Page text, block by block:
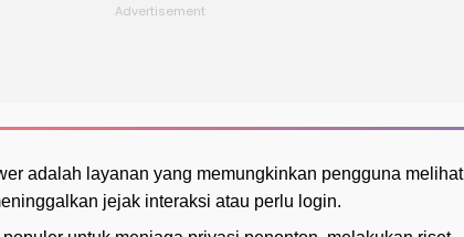
adalah layanan yang memungkinkan pengguna melihat
jejak interaksi atau perlu login.